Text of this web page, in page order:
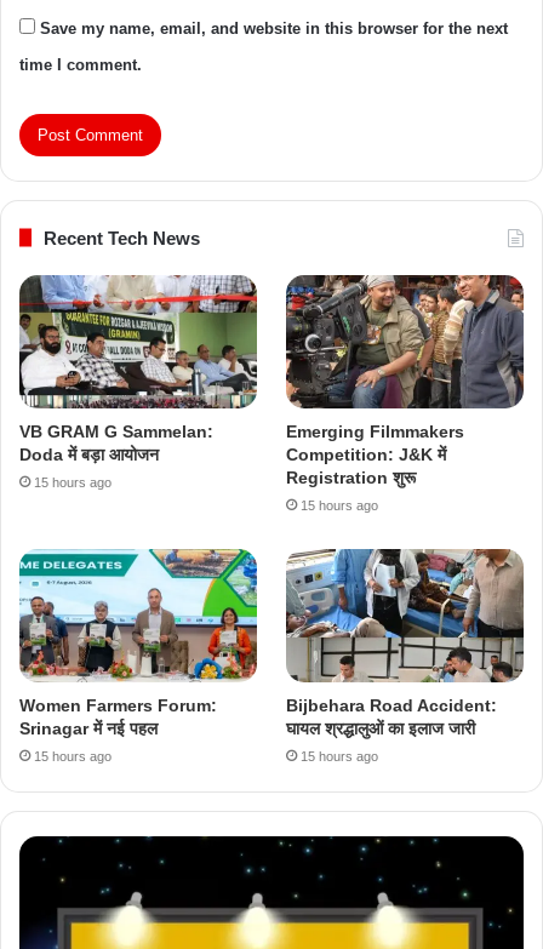
Save my name, email, and website in this browser for the next
time I comment.
Recent Tech News
VB GRAM G Sammelan:
Doda में बड़ा आयोजन
15 hours ago
Emerging Filmmakers
Competition: J&K में
Registration शुरू
15 hours ago
Women Farmers Forum:
Srinagar में नई पहल
15 hours ago
Bijbehara Road Accident:
घायल श्रद्धालुओं का इलाज जारी
15 hours ago